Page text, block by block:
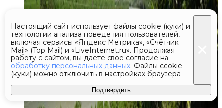
Настоящий сайт использует файлы cookie (куки) и
технологии анализа поведения пользователей,
включая сервисы «Яндекс Метрика», «Счётчик
Mail» (Top Mail) и «LiveInternet.ru». Продолжая
работу с сайтом, вы даете свое согласие на
обработку персональных данных. Файлы cookie
(куки) можно отключить в настройках браузера
Подтвердить